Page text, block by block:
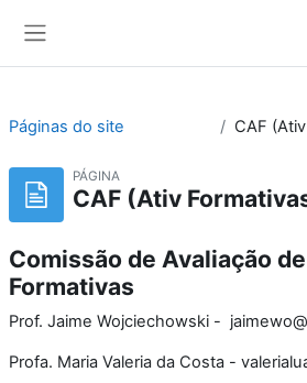
Páginas do site CAF
PÁGINA
CAF (Ativ
Comissão de Avaliação
Formativas
Prof. Jaime Wojciechowski -
Profa. Maria Valeria da Costa -